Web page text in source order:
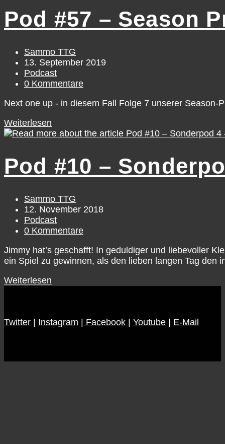
Mat
&
über
die
Philadelphia
76ers
Pod #57 – Season
Beitrags-
Autor:
Sammo TTG
Beitrag
veröffentlicht:
13. September 2019
Beitrags-
Kategorie:
Podcast
Beitrags-
0 Kommentare
Next one up - in diesem Fall Folge 7 unserer
Weiterlesen
#57
Previews
19/20,
7
Pod #10 –
Beitrags-
Autor:
Sammo TTG
Beitrag
veröffentlicht:
12. November 2018
Beitrags-
Kategorie:
Podcast
Beitrags-
0 Kommentare
Jimmy hat’s geschafft! In geduldiger und liebevoller
ein Spiel zu gewinnen, als den lieben langen Tag den
Weiterlesen
4
Twitter Instagram Facebook Youtube E-Mail